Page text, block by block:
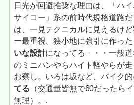
日光が回避推奨な理由は、「ハ
サイコー」系の前時代規格道路
は、一見テクニカルに見えるけ
ー最重視、狭小地に強引に作った
いな設計になってる・・・一般
のミニバンやらハイト軽やらが走
お察し。いろは坂など、バイク
てる （交通量皆無で60だったら
無理）。.